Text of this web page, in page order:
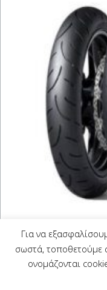
DUNLOP
SPORT
129,00€ Με Φ.Π.Α.
Για να
σωστά, τοποθετούμε
ονομάζονται